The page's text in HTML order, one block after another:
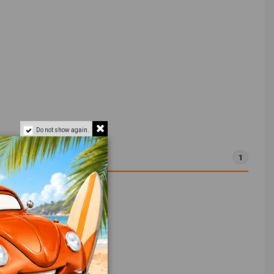
1
Do not show again.